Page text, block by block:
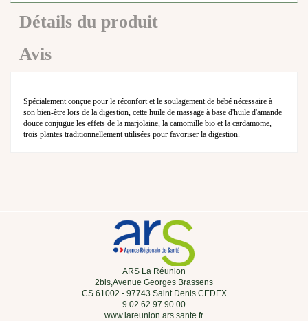
Détails du produit
Avis
Spécialement conçue pour le réconfort et le soulagement de bébé nécessaire à
son bien-être lors de la digestion, cette huile de massage à base d'huile d'amande
douce conjugue les effets de la marjolaine, la camomille bio et la cardamome,
trois plantes traditionnellement utilisées pour favoriser la digestion.
ARS La Réunion
2bis,Avenue Georges Brassens
CS 61002 - 97743 Saint Denis CEDEX
9 02 62 97 90 00
www.lareunion.ars.sante.fr